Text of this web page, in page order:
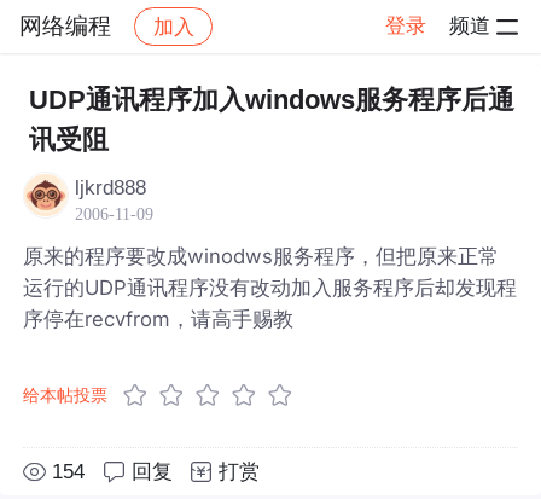
网络编程 加入 登录 频道
社区 网络编程 帖子详情
UDP通讯程序加入windows服务程序后通
讯受阻
ljkrd888
2006-11-09
原来的程序要改成winodws服务程序，但把原来正常
运行的UDP通讯程序没有改动加入服务程序后却发现程
序停在recvfrom，请高手赐教
给本帖投票
154 回复 打赏